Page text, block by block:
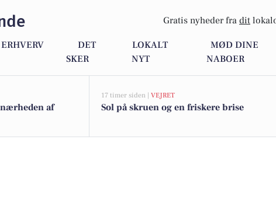
Gratis nyheder fra dit
ERHVERV
DET
SKER
LOKALT
NYT
MØD DINE
NABOER
af
17 timer siden | VEJRET
Sol på skruen og en friskere brise